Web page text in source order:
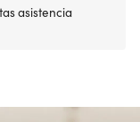
asistencia